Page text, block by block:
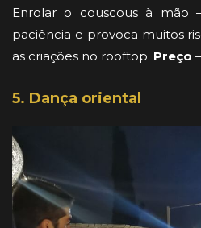
Enrolar o couscous à
paciência e provoca muitos
as criações no rooftop. Preço
5. Dança oriental